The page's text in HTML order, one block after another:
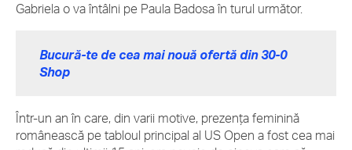
Gabriela o va întâlni pe Paula Badosa în turul următor.
Bucură-te de cea mai nouă ofertă din 30-0
Shop
Într-un an în care, din varii motive, prezența feminină
românească pe tabloul principal al US Open a fost cea mai